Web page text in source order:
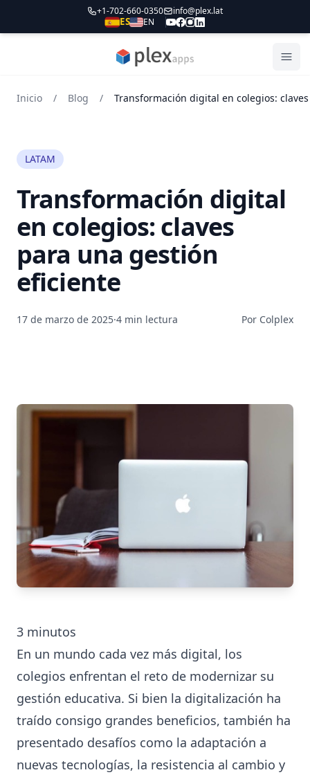
+1-702-660-0350 info@plex.lat
ES EN
PLEXapps
Inicio / Blog /
LATAM
Transformación digital
en colegios: claves
para una gestión
eficiente
17 de marzo de 2025·4 min lectura Por Colplex
3 minutos
En un mundo cada vez más digital, los
colegios enfrentan el reto de modernizar su
gestión educativa. Si bien la digitalización ha
traído consigo grandes beneficios, también ha
presentado desafíos como la adaptación a
nuevas tecnologías, la resistencia al cambio y